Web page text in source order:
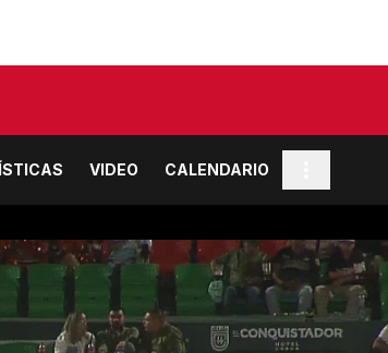
VIDEO CALENDARIO